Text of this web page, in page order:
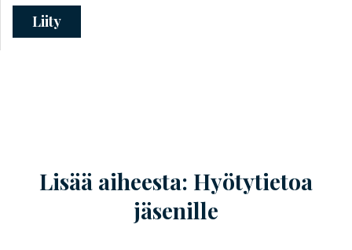
Liity
Lisää aiheesta: Hyötytietoa
jäsenille